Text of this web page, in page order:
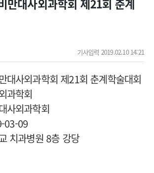
의(인턴) 모집
만대사외과학회 제21회 춘계
기사입력 2019.02.10 14:21
대사외과학회 제21회 춘계학술대회
과학회
사외과학회
03-09
치과병원 8층 강당